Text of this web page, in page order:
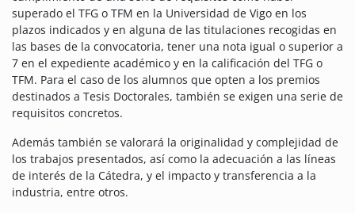
superado el TFG o TFM en la Universidad de Vigo en los
plazos indicados y en alguna de las titulaciones recogidas en
las bases de la convocatoria, tener una nota igual o superior a
7 en el expediente académico y en la calificación del TFG o
TFM. Para el caso de los alumnos que opten a los premios
destinados a Tesis Doctorales, también se exigen una serie de
requisitos concretos.
Además también se valorará la originalidad y complejidad de
los trabajos presentados, así como la adecuación a las líneas
de interés de la Cátedra, y el impacto y transferencia a la
industria, entre otros.